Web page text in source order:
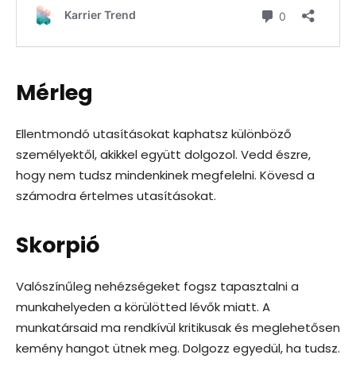
Mérleg
Ellentmondó utasításokat kaphatsz különböző
személyektől, akikkel együtt dolgozol. Vedd észre,
hogy nem tudsz mindenkinek megfelelni. Kövesd a
számodra értelmes utasításokat.
Skorpió
Valószínűleg nehézségeket fogsz tapasztalni a
munkahelyeden a körülötted lévők miatt. A
munkatársaid ma rendkívül kritikusak és meglehetősen
kemény hangot ütnek meg. Dolgozz egyedül, ha tudsz.